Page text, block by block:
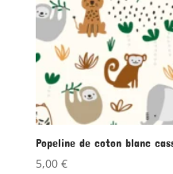
Popeline de coton blanc
5,00 €